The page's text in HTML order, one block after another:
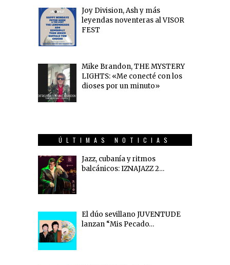
Joy Division, Ash y más
leyendas noventeras al VISOR
FEST
Mike Brandon, THE MYSTERY
LIGHTS: «Me conecté con los
dioses por un minuto»
ÚLTIMAS NOTICIAS
Jazz, cubanía y ritmos
balcánicos: IZNAJAZZ 2…
El dúo sevillano JUVENTUDE
lanzan “Mis Pecado…